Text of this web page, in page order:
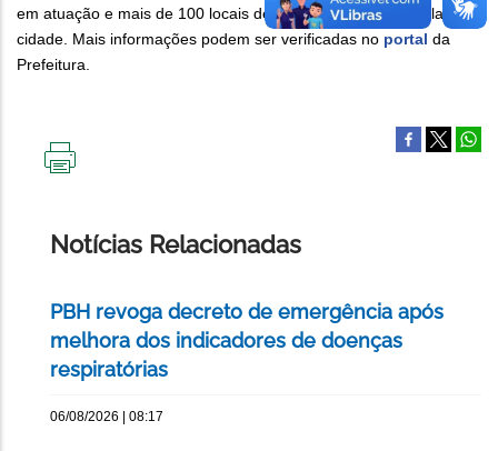
em atuação e mais de 100 locais de prática distribuídos pela
cidade. Mais informações podem ser verificadas no portal da
Prefeitura.
Notícias Relacionadas
PBH revoga decreto de emergência após
melhora dos indicadores de doenças
respiratórias
06/08/2026 | 08:17